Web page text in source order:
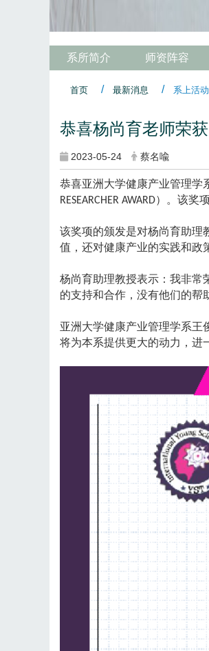
系所简介 师资阵容
首页 最新消息 系上活动
恭喜杨尚育老师荣
2023-05-24 蔡名喩
恭喜亚洲大学健康产业管理学
RESEARCHER AWARD）。该奖
该奖项的颁发是对杨尚育助理
值，还对健康产业的实践和政
杨尚育助理教授表示：我非常
的支持和合作，没有他们的帮
亚洲大学健康产业管理学系王
将为本系提供更大的动力，进